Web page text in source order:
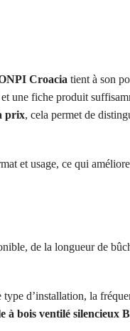
Croacia tient à son
une fiche produit
prix, cela permet de
et usage, ce qui
de la longueur de
d’installation, la
à bois ventilé silencieux